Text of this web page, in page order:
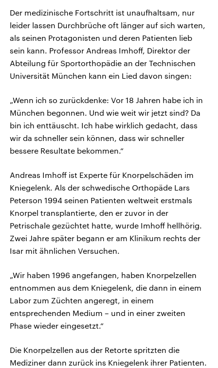
Der medizinische Fortschritt ist unaufhaltsam, nur
leider lassen Durchbrüche oft länger auf sich warten,
als seinen Protagonisten und deren Patienten lieb
sein kann. Professor Andreas Imhoff, Direktor der
Abteilung für Sportorthopädie an der Technischen
Universität München kann ein Lied davon singen:
„Wenn ich so zurückdenke: Vor 18 Jahren habe ich in
München begonnen. Und wie weit wir jetzt sind? Da
bin ich enttäuscht. Ich habe wirklich gedacht, dass
wir da schneller sein können, dass wir schneller
bessere Resultate bekommen.“
Andreas Imhoff ist Experte für Knorpelschäden im
Kniegelenk. Als der schwedische Orthopäde Lars
Peterson 1994 seinen Patienten weltweit erstmals
Knorpel transplantierte, den er zuvor in der
Petrischale gezüchtet hatte, wurde Imhoff hellhörig.
Zwei Jahre später begann er am Klinikum rechts der
Isar mit ähnlichen Versuchen.
„Wir haben 1996 angefangen, haben Knorpelzellen
entnommen aus dem Kniegelenk, die dann in einem
Labor zum Züchten angeregt, in einem
entsprechenden Medium – und in einer zweiten
Phase wieder eingesetzt.“
Die Knorpelzellen aus der Retorte spritzten die
Mediziner dann zurück ins Kniegelenk ihrer Patienten.